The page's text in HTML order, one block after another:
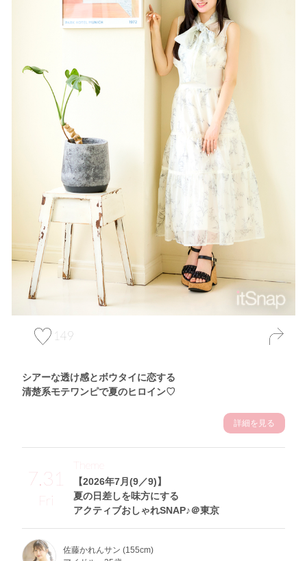
149
シアーな透け感とボウタイに恋する
清楚系モテワンピで夏のヒロイン♡
詳細を見る
7.31
Fri
【2026年7月(9／9)】
夏の日差しを味方にする
アクティブおしゃれSNAP♪＠東京
Theme
佐藤かれんサン (155cm)